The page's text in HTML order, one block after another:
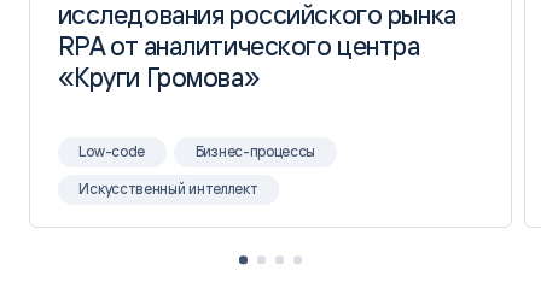
исследования российского рынка
RPA от аналитического центра
«Круги Громова»
исследования российского рынка
RPA от аналитического центра
«Круги Громова»
Low-code Бизнес-процессы
Искусственный интеллект